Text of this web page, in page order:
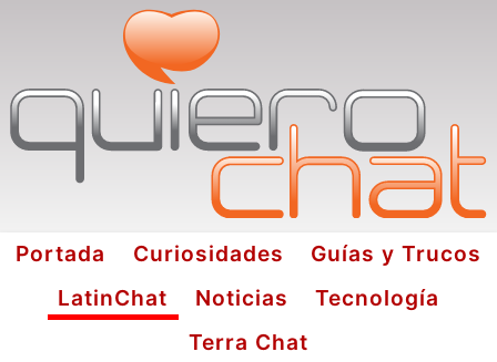
Portada Curiosidades
Guías y Trucos
LatinChat
Noticias
Tecnología
Terra Chat